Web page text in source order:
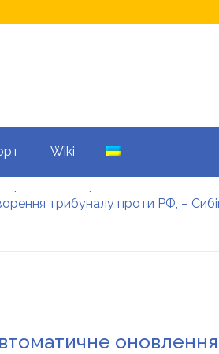
Wiki
трибуналу проти РФ, –
з рідною сестрою